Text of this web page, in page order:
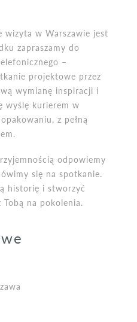
wizyta w Warszawie jest
zapraszamy do
–
projektowe przez
wymianę inspiracji i
wyślę kurierem w
z pełną
odpowiemy
się na spotkanie.
historię i stworzyć
na pokolenia.